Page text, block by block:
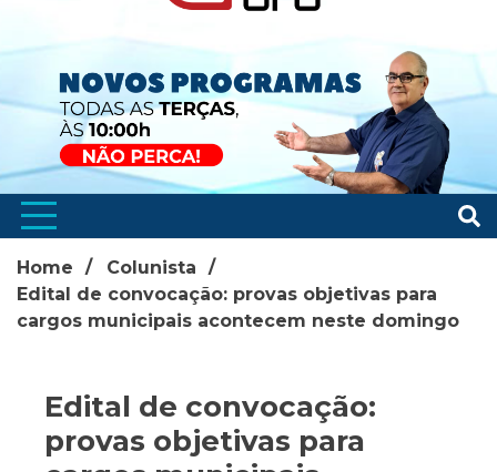
Home
Colunista
Edital de convocação: provas objetivas para
cargos municipais acontecem neste domingo
Edital de convocação:
provas objetivas para